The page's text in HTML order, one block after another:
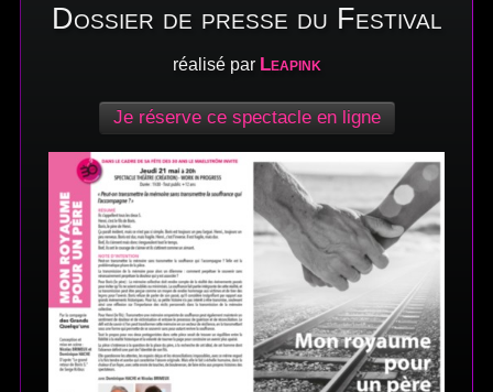
Dossier de presse du Festival
réalisé par Leapink
Je réserve ce spectacle en ligne